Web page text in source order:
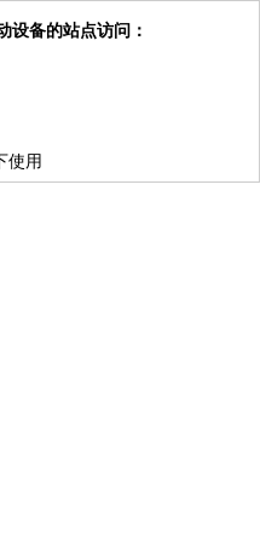
设备的站点访问：
使用